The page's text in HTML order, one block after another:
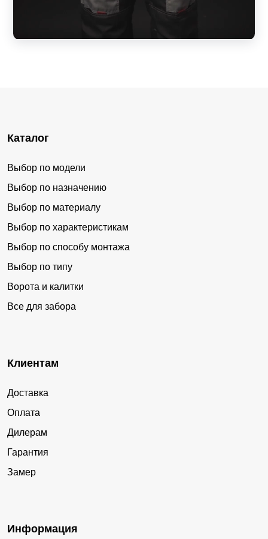
Каталог
Выбор по модели
Выбор по назначению
Выбор по материалу
Выбор по характеристикам
Выбор по способу монтажа
Выбор по типу
Ворота и калитки
Все для забора
Клиентам
Доставка
Оплата
Дилерам
Гарантия
Замер
Информация